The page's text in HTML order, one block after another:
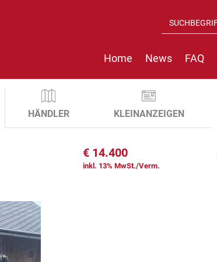
Home News FAQ
HÄNDLER KLEINANZEIGEN
€ 14.400
inkl. 13% MwSt./Verm.